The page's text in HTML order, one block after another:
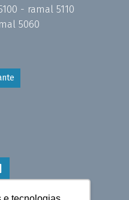
- ramal 5110
5060